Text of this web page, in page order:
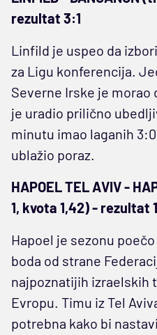
rezultat 3:1
Linfild je uspeo da
za Ligu konferencija.
Severne Irske je morao
je uradio prilično
minutu imao laganih
ublažio poraz.
HAPOEL TEL AVIV -
1, kvota 1,42) - rezultat
Hapoel je sezonu
boda od strane
najpoznatijih izraelskih
Evropu. Timu iz Tel
potrebna kako bi